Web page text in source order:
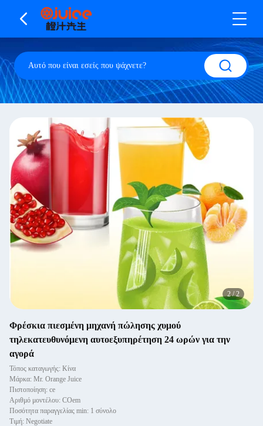
2/2
Φρέσκια πιεσμένη μηχανή πώλησης χυμού
τηλεκατευθυνόμενη αυτοεξυπηρέτηση 24 ωρών για την
αγορά
Τόπος καταγωγής: Κίνα
Μάρκα: Mr. Orange Juice
Πιστοποίηση: ce
Αριθμό μοντέλου: COem
Ποσότητα παραγγελίας min: 1 σύνολο
Τιμή: Negotiate